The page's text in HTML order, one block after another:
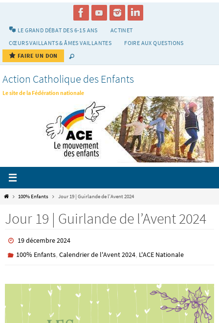
LE GRAND DÉBAT DES 6-15 ANS
ACTINET
CŒURS VAILLANTS & ÂMES VAILLANTES
FOIRE AUX QUESTIONS
FAIRE UN DON
Action Catholique des Enfants
Le site de la Fédération nationale
Home100% Enfants Jour 19 | Guirlande de l’Avent 2024
Jour 19 | Guirlande de l’Avent 2024
19 décembre 2024
100% Enfants,Calendrier de l'Avent 2024, L'ACE Nationale